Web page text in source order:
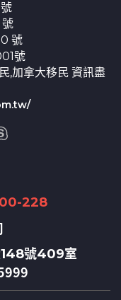
號
號
,加拿大移民 資訊盡
228
148號409室